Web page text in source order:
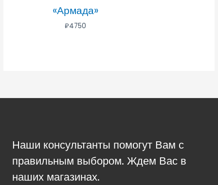
«Армада»
₽4750
Наши консультанты помогут Вам с
правильным выбором. Ждем Вас в
наших магазинах.